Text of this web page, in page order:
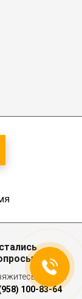
с нами:
100-83-64